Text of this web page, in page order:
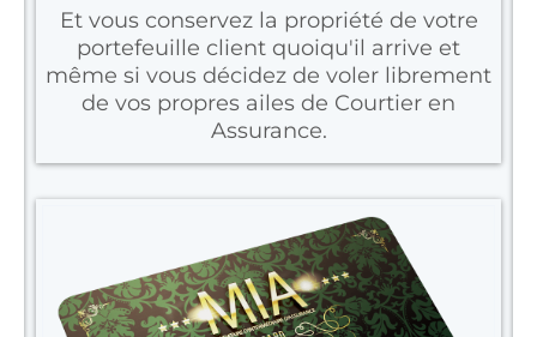
Et vous conservez la propriété de votre
portefeuille client quoiqu'il arrive et
même si vous décidez de voler librement
de vos propres ailes de Courtier en
Assurance.